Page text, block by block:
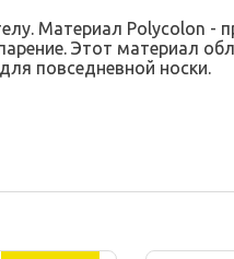
Материал Polycolon -
Этот материал
повседневной носки.